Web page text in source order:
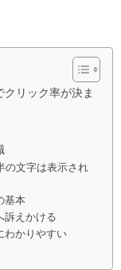
リック率が決ま
の文字は表示され
基本
訴えかける
わかりやすい